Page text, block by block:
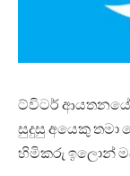
ට්විටර් ආයතනයේ
සුදුසු අයෙකු තමා
හිමිකරු ඉලොන්